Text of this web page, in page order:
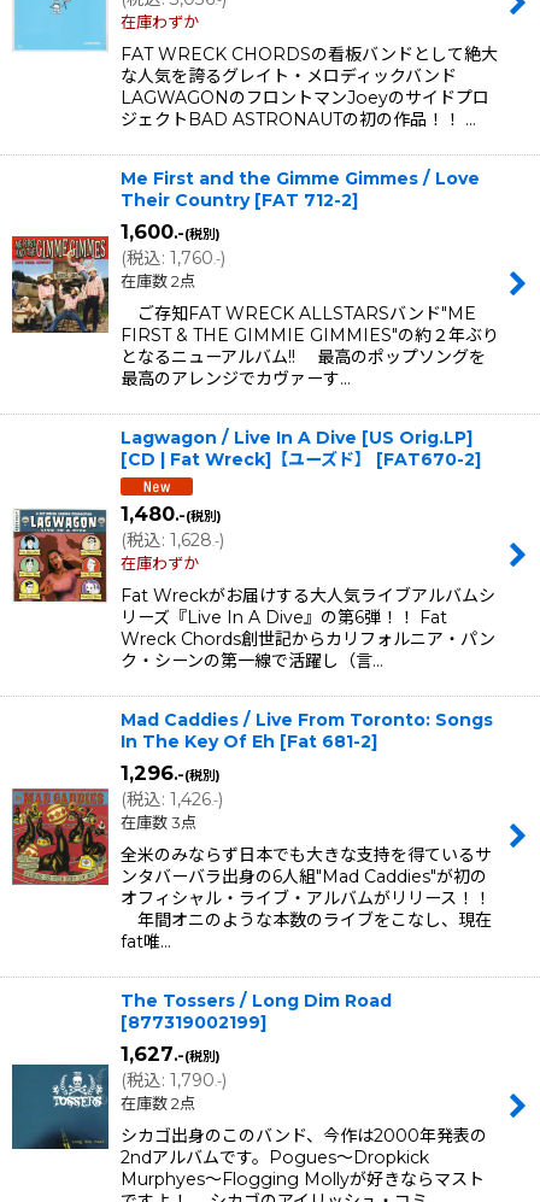
在庫わずか
FAT WRECK CHORDSの看板バンドとして絶大
な人気を誇るグレイト・メロディックバンド
LAGWAGONのフロントマンJoeyのサイドプロ
ジェクトBAD ASTRONAUTの初の作品！！ …
Me First and the Gimme Gimmes / Love
Their Country [FAT 712-2]
1,600.-(税別)
(税込: 1,760.-)
在庫数 2点
ご存知FAT WRECK ALLSTARSバンド"ME
FIRST & THE GIMMIE GIMMIES"の約２年ぶり
となるニューアルバム!! 最高のポップソングを
最高のアレンジでカヴァーす…
Lagwagon / Live In A Dive [US Orig.LP]
[CD | Fat Wreck]【ユーズド】
[FAT670-2]
1,480.-(税別)
(税込: 1,628.-)
在庫わずか
Fat Wreckがお届けする大人気ライブアルバムシ
リーズ『Live In A Dive』の第6弾！！ Fat
Wreck Chords創世記からカリフォルニア・パン
ク・シーンの第一線で活躍し（言…
Mad Caddies / Live From Toronto: Songs
In The Key Of Eh [Fat 681-2]
1,296.-(税別)
(税込: 1,426.-)
在庫数 3点
全米のみならず日本でも大きな支持を得ているサ
ンタバーバラ出身の6人組"Mad Caddies"が初の
オフィシャル・ライブ・アルバムがリリース！！
年間オニのような本数のライブをこなし、現在
fat唯…
The Tossers / Long Dim Road
[877319002199]
1,627.-(税別)
(税込: 1,790.-)
在庫数 2点
シカゴ出身のこのバンド、今作は2000年発表の
2ndアルバムです。Pogues〜Dropkick
Murphyes〜Flogging Mollyが好きならマスト